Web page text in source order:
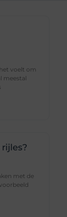
voelt om
meestal
met de